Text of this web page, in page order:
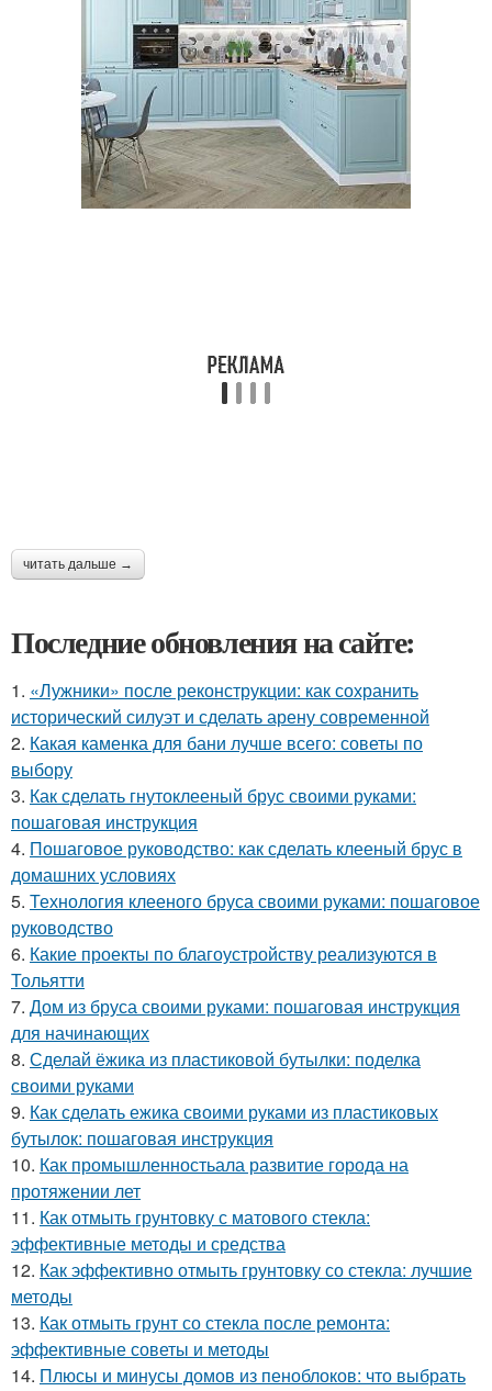
читать дальше →
Последние обновления на сайте:
1. «Лужники» после реконструкции: как сохранить
исторический силуэт и сделать арену современной
2. Какая каменка для бани лучше всего: советы по
выбору
3. Как сделать гнутоклееный брус своими руками:
пошаговая инструкция
4. Пошаговое руководство: как сделать клееный брус в
домашних условиях
5. Технология клееного бруса своими руками: пошаговое
руководство
6. Какие проекты по благоустройству реализуются в
Тольятти
7. Дом из бруса своими руками: пошаговая инструкция
для начинающих
8. Сделай ёжика из пластиковой бутылки: поделка
своими руками
9. Как сделать ежика своими руками из пластиковых
бутылок: пошаговая инструкция
10. Как промышленностьала развитие города на
протяжении лет
11. Как отмыть грунтовку с матового стекла:
эффективные методы и средства
12. Как эффективно отмыть грунтовку со стекла: лучшие
методы
13. Как отмыть грунт со стекла после ремонта:
эффективные советы и методы
14. Плюсы и минусы домов из пеноблоков: что выбрать